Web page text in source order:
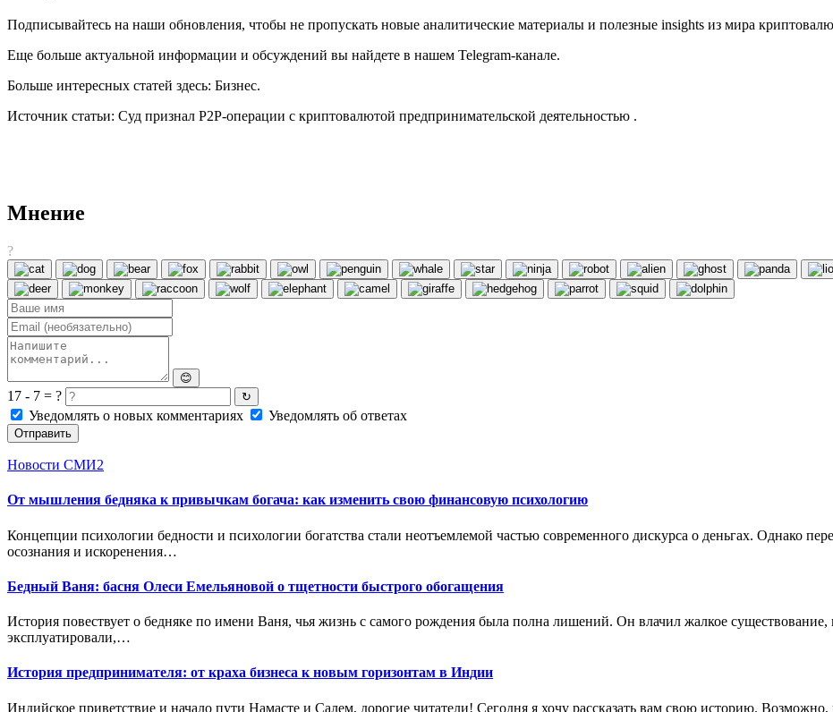
Подписывайтесь на наши обновления, чтобы не пропускать новые аналитические материалы и полезные insights из мира
Еще больше актуальной информации и обсуждений вы найдете в нашем Telegram-канале.
Больше интересных статей здесь: Бизнес.
Источник статьи: Суд признал P2P-операции с криптовалютой предпринимательской деятельностью .
Мнение
?
😊
17 - 7 = ? ↻
Уведомлять о новых комментариях Уведомлять об ответах
Отправить
Новости СМИ2
От мышления бедняка к привычкам богача: как изменить свою финансовую психологию
Концепции психологии бедности и психологии богатства стали неотъемлемой частью современного дискурса о деньгах. Однако
осознания и искоренения…
Бедный Ваня: басня Олеси Емельяновой о тщетности быстрого обогащения
История повествует о бедняке по имени Ваня, чья жизнь с самого рождения была полна лишений. Он влачил жалкое существование,
эксплуатировали,…
История предпринимателя: от краха бизнеса к новым горизонтам в Индии
Индийское приветствие и начало пути Намасте и Салем, дорогие читатели! Сегодня я хочу рассказать вам свою историю.